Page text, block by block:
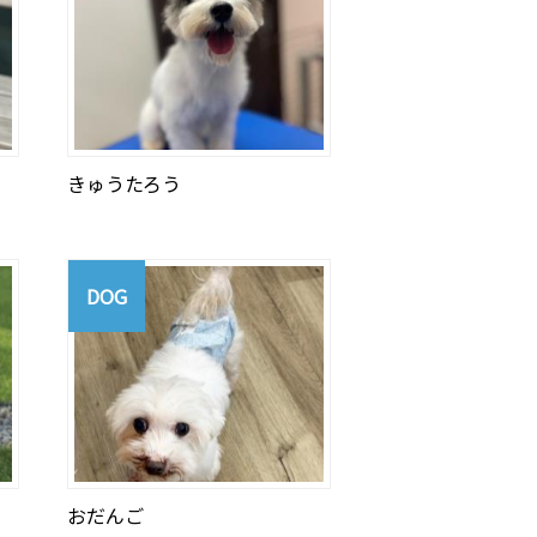
きゅうたろう
DOG
おだんご